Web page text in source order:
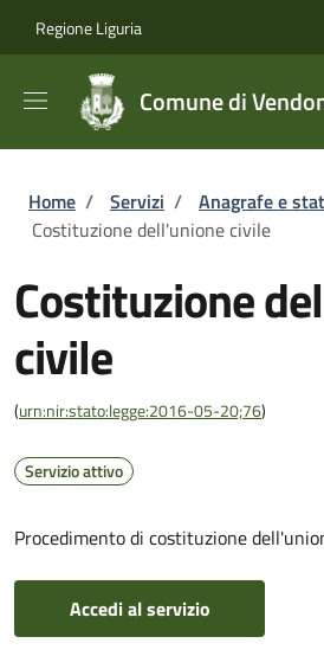
Regione Liguria
Comune di
Briciole di pane
Home / Servizi / Anagrafe e
Costituzione dell'unione civile
Costituzione
civile
(urn:nir:stato:legge:2016-05-20;76)
Servizio attivo
Procedimento di costituzione
Accedi al servizio